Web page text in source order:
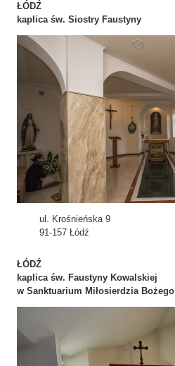
ŁÓDŹ
kaplica św. Siostry Faustyny
ul. Krośnieńska 9
91-157 Łódź
ŁÓDŹ
kaplica św. Faustyny Kowalskiej
w Sanktuarium Miłosierdzia Bożego